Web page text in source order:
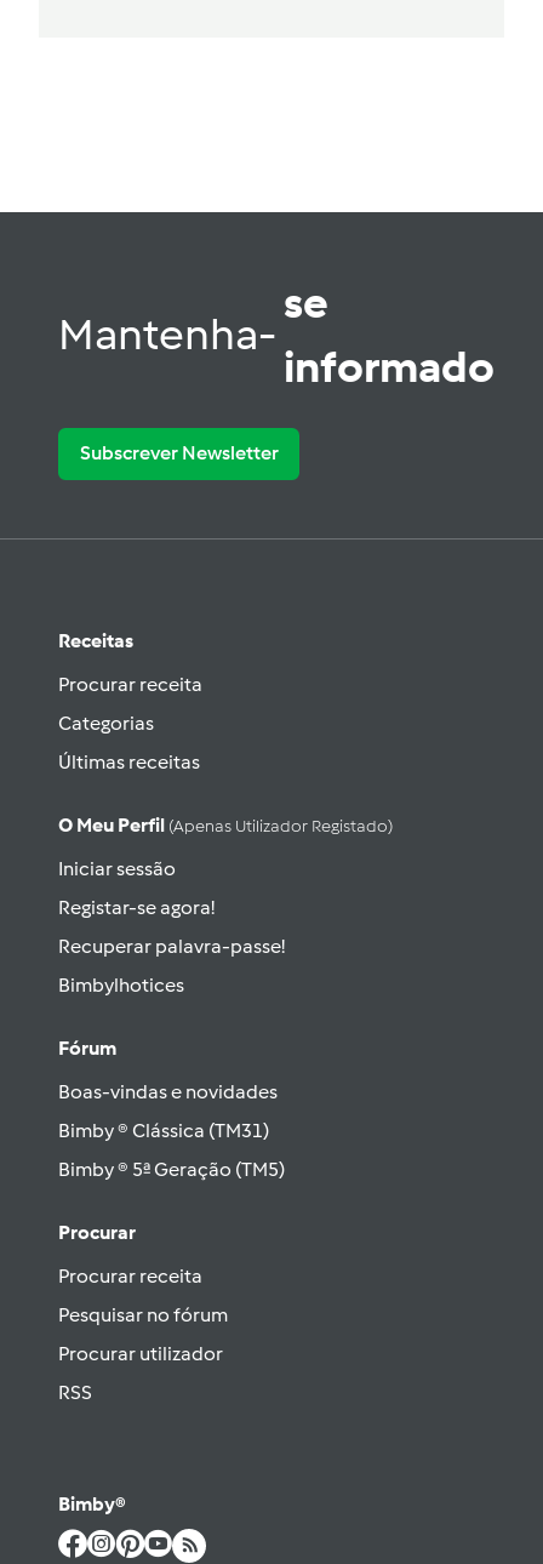
Mantenha-
se
informado
Subscrever Newsletter
Receitas
Procurar receita
Categorias
Últimas receitas
O Meu Perfil (apenas Utilizador Registado)
Iniciar sessão
Registar-se agora!
Recuperar palavra-passe!
Bimbylhotices
Fórum
Boas-vindas e novidades
Bimby ® Clássica (TM31)
Bimby ® 5ª Geração (TM5)
Procurar
Procurar receita
Pesquisar no fórum
Procurar utilizador
RSS
Bimby®